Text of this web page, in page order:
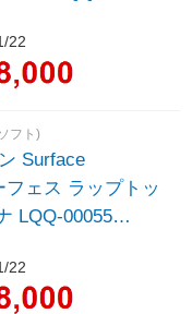
SSD：256GB
22
フト)
Surface
フェス ラップトッ
LQQ-00055
SSD：256GB
22